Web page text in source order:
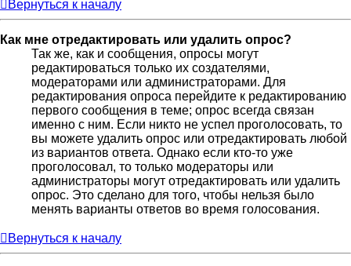
Вернуться к началу
Как мне отредактировать или удалить опрос?
Так же, как и сообщения, опросы могут
редактироваться только их создателями,
модераторами или администраторами. Для
редактирования опроса перейдите к редактированию
первого сообщения в теме; опрос всегда связан
именно с ним. Если никто не успел проголосовать, то
вы можете удалить опрос или отредактировать любой
из вариантов ответа. Однако если кто-то уже
проголосовал, то только модераторы или
администраторы могут отредактировать или удалить
опрос. Это сделано для того, чтобы нельзя было
менять варианты ответов во время голосования.
Вернуться к началу